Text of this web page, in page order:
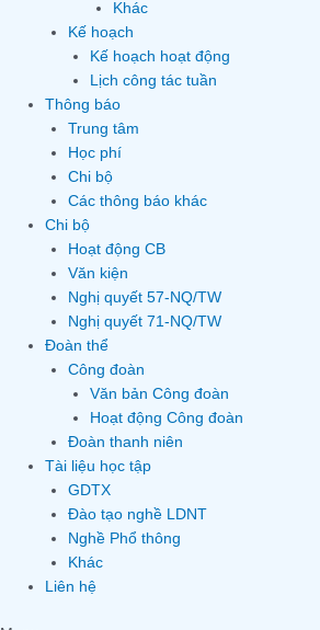
Khác
Kế hoạch
Kế hoạch hoạt động
Lịch công tác tuần
Thông báo
Trung tâm
Học phí
Chi bộ
Các thông báo khác
Chi bộ
Hoạt động CB
Văn kiện
Nghị quyết 57-NQ/TW
Nghị quyết 71-NQ/TW
Đoàn thể
Công đoàn
Văn bản Công đoàn
Hoạt động Công đoàn
Đoàn thanh niên
Tài liệu học tập
GDTX
Đào tạo nghề LDNT
Nghề Phổ thông
Khác
Liên hệ